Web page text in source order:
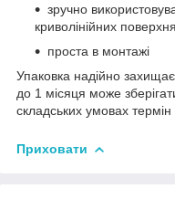
зручно
криволінійних
проста в монтажі
Упаковка надійно захищає
до 1 місяця може
складських умовах термін
Приховати